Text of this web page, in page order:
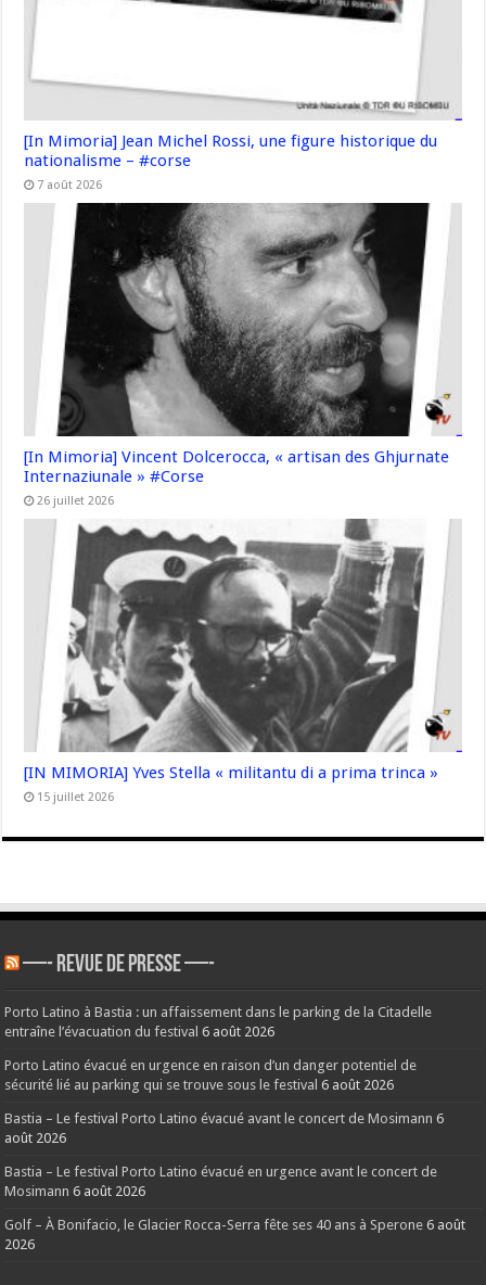
[In Mimoria] Jean Michel Rossi, une figure historique du
nationalisme – #corse
7 août 2026
[In Mimoria] Vincent Dolcerocca, « artisan des Ghjurnate
Internaziunale » #Corse
26 juillet 2026
[IN MIMORIA] Yves Stella « militantu di a prima trinca »
15 juillet 2026
—- REVUE DE PRESSE —-
Porto Latino à Bastia : un affaissement dans le parking de la Citadelle
entraîne l’évacuation du festival 6 août 2026
Porto Latino évacué en urgence en raison d’un danger potentiel de
sécurité lié au parking qui se trouve sous le festival 6 août 2026
Bastia – Le festival Porto Latino évacué avant le concert de Mosimann 6
août 2026
Bastia – Le festival Porto Latino évacué en urgence avant le concert de
Mosimann 6 août 2026
Golf – À Bonifacio, le Glacier Rocca-Serra fête ses 40 ans à Sperone 6 août
2026